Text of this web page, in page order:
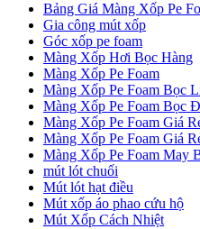
Bảng Giá Màng Xốp Pe
Gia công mút xốp
Góc xốp pe foam
Màng Xốp Hơi Bọc Hàng
Màng Xốp Pe Foam
Màng Xốp Pe Foam Bọc
Màng Xốp Pe Foam Bọc
Màng Xốp Pe Foam Giá
Màng Xốp Pe Foam Giá
Màng Xốp Pe Foam May
mút lót chuối
Mút lót hạt điều
Mút xốp áo phao cứu hộ
Mút Xốp Cách Nhiệt